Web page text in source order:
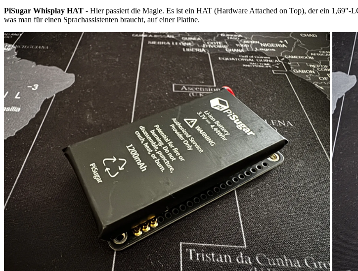
PiSugar Whisplay HAT - Hier passiert die Magie. Es ist ein HAT (Hardware Attached on Top), der ein
was man für einen Sprachassistenten braucht, auf einer Platine.